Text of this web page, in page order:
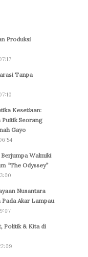
Produksi
Tanpa
Kesetiaan:
Seorang
Gayo
Walmiki
“The Odyssey”
Nusantara
Akar Lampau
Politik & Kita di